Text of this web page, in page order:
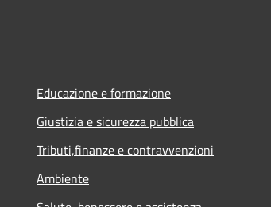
Educazione e formazione
Giustizia e sicurezza pubblica
Tributi,finanze e contravvenzioni
Ambiente